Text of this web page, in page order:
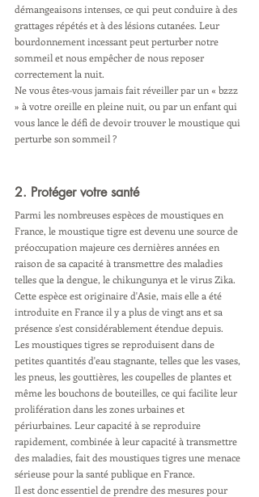
démangeaisons intenses, ce qui peut conduire à des
grattages répétés et à des lésions cutanées. Leur
bourdonnement incessant peut perturber notre
sommeil et nous empêcher de nous reposer
correctement la nuit.
Ne vous êtes-vous jamais fait réveiller par un « bzzz
» à votre oreille en pleine nuit, ou par un enfant qui
vous lance le défi de devoir trouver le moustique qui
perturbe son sommeil ?
2. Protéger votre santé
Parmi les nombreuses espèces de moustiques en
France, le moustique tigre est devenu une source de
préoccupation majeure ces dernières années en
raison de sa capacité à transmettre des maladies
telles que la dengue, le chikungunya et le virus Zika.
Cette espèce est originaire d'Asie, mais elle a été
introduite en France il y a plus de vingt ans et sa
présence s'est considérablement étendue depuis.
Les moustiques tigres se reproduisent dans de
petites quantités d'eau stagnante, telles que les vases,
les pneus, les gouttières, les coupelles de plantes et
même les bouchons de bouteilles, ce qui facilite leur
prolifération dans les zones urbaines et
périurbaines. Leur capacité à se reproduire
rapidement, combinée à leur capacité à transmettre
des maladies, fait des moustiques tigres une menace
sérieuse pour la santé publique en France.
Il est donc essentiel de prendre des mesures pour